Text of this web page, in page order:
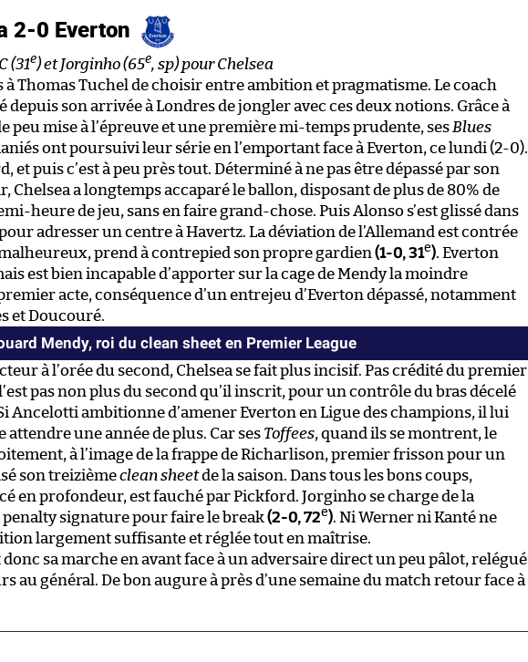
2-0 Everton
(31e) et Jorginho (65e, sp) pour Chelsea
à Thomas Tuchel de choisir entre ambition et pragmatisme. Le coach
depuis son arrivée à Londres de jongler avec ces deux notions. Grâce à
peu mise à l’épreuve et une première mi-temps prudente, ses Blues
ont poursuivi leur série en l’emportant face à Everton, ce lundi (2-0).
et puis c’est à peu près tout. Déterminé à ne pas être dépassé par son
Chelsea a longtemps accaparé le ballon, disposant de plus de 80% de
heure de jeu, sans en faire grand-chose. Puis Alonso s’est glissé dans
adresser un centre à Havertz. La déviation de l’Allemand est contrée
prend à contrepied son propre gardien (1-0, 31e). Everton
est bien incapable d’apporter sur la cage de Mendy la moindre
acte, conséquence d’un entrejeu d’Everton dépassé, notamment
et Doucouré.
Mendy, roi du clean sheet en Premier League
à l’orée du second, Chelsea se fait plus incisif. Pas crédité du premier
pas non plus du second qu’il inscrit, pour un contrôle du bras décelé
Ancelotti ambitionne d’amener Everton en Ligue des champions, il lui
attendre une année de plus. Car ses Toffees, quand ils se montrent, le
à l’image de la frappe de Richarlison, premier frisson pour un
son treizièmeclean sheetde la saison. Dans tous les bons coups,
en profondeur, est fauché par Pickford. Jorginho se charge de la
penalty signature pour faire le break(2-0, 72e). Ni Werner ni Kanté ne
largement suffisante et réglée tout en maîtrise.
sa marche en avant face à un adversaire direct un peu pâlot, relégué
au général. De bon augure à près d’une semaine du match retour face à